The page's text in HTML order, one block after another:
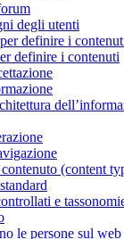
degli utenti
definire i
definire i contenuti
(content
e
le persone sul web